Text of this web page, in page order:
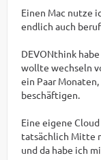
Einen Mac nutze
endlich auch
DEVONthink
wollte wechseln
ein Paar
beschäftigen.
Eine eigene
tatsächlich Mitte
und da habe ich